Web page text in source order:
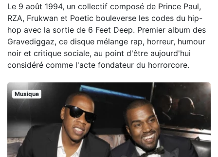
Le 9 août 1994, un collectif composé de Prince Paul,
RZA, Frukwan et Poetic bouleverse les codes du hip-
hop avec la sortie de 6 Feet Deep. Premier album des
Gravediggaz, ce disque mélange rap, horreur, humour
noir et critique sociale, au point d'être aujourd'hui
considéré comme l'acte fondateur du horrorcore.
Musique